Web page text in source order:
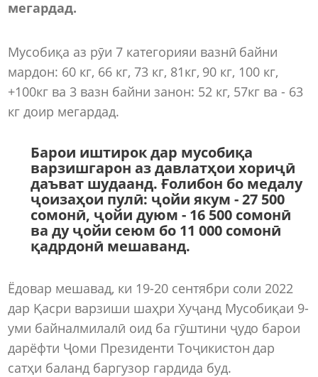
мегардад.
Мусобиқа аз рӯи 7 категорияи вазнӣ байни
мардон: 60 кг, 66 кг, 73 кг, 81кг, 90 кг, 100 кг,
+100кг ва 3 вазн байни занон: 52 кг, 57кг ва - 63
кг доир мегардад.
Барои иштирок дар мусобиқа
варзишгарон аз давлатҳои хориҷӣ
даъват шудаанд. Ғолибон бо медалу
ҷоизаҳои пулӣ: ҷойи якум - 27 500
сомонӣ, ҷойи дуюм - 16 500 сомонӣ
ва ду ҷойи сеюм бо 11 000 сомонӣ
қадрдонӣ мешаванд.
Ёдовар мешавад, ки 19-20 сентябри соли 2022
дар Қасри варзиши шаҳри Хуҷанд​ Мусобиқаи 9-
уми байналмилалӣ оид ба гӯштини ҷудо барои
дарёфти Ҷоми Президенти Тоҷикистон дар
сатҳи баланд баргузор гардида буд.